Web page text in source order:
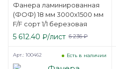
Фанера ламинированная
(ФОФ) 18 мм 3000х1500 мм
F/F сорт 1/1 березовая
5 612.40 ₽/лист 6 236₽
Есть в наличии
Арт.: 100462